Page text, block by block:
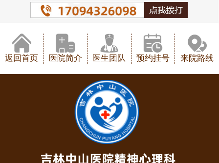
返回首页 医院简介 医生团队 预约挂号 来院路线